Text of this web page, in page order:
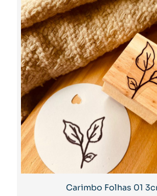
Carimbo Folhas 01